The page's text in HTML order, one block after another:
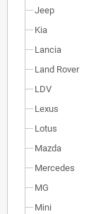
Jeep
Kia
Lancia
Land Rover
LDV
Lexus
Lotus
Mazda
Mercedes
MG
Mini